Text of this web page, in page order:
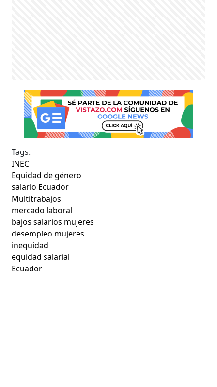
Tags:
INEC
Equidad de género
salario Ecuador
Multitrabajos
mercado laboral
bajos salarios mujeres
desempleo mujeres
inequidad
equidad salarial
Ecuador